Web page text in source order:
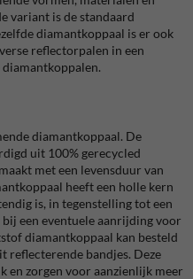
variant is de standaard
diamantkoppaal is er ook
reflectorpalen in een
diamantkoppaal. De
uit 100% gerecycled
met een levensduur van
heeft een holle kern
is, in tegenstelling tot een
een eventuele aanrijding voor
diamantkoppaal kan besteld
bandjes. Deze
en zorgen voor aanzienlijk meer